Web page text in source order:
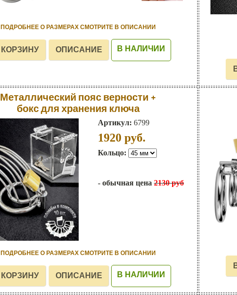
ПОДРОБНЕЕ О РАЗМЕРАХ СМОТРИТЕ В ОПИСАНИИ
В НАЛИЧИИ
Металлический пояс верности +
бокс для хранения ключа
Артикул: 6799
1920 руб.
Кольцо:
- обычная цена 2130 руб
ПОДРОБНЕЕ О РАЗМЕРАХ СМОТРИТЕ В ОПИСАНИИ
В НАЛИЧИИ